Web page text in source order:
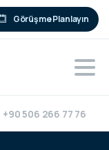
Görüşme Planlayın
+90 506 266 77 76